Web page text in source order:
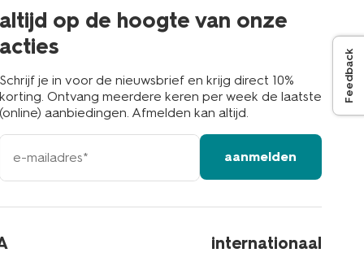
altijd op de hoogte van onze
acties
Schrijf je in voor de nieuwsbrief en krijg direct 10%
korting. Ontvang meerdere keren per week de laatste
(online) aanbiedingen. Afmelden kan altijd.
e-
mailadres
aanmelden
internationaal
Feedback